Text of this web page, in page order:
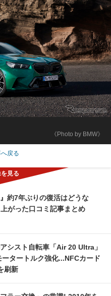
《Photo by BMW》
へ戻る
約7年ぶりの復活はどうな
がった口コミ記事まとめ
シスト自転車「Air 20 Ultra」
タートルク強化...NFCカード
刷新